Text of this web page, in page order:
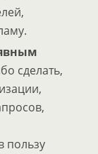
сделать,
пользу